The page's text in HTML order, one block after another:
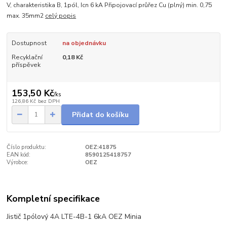
V, charakteristika B, 1pól, Icn 6 kA Připojovací průřez Cu (plný) min. 0,75
max. 35mm2 celý popis
Dostupnost
na objednávku
Recyklační
příspěvek
0,18 Kč
153,50 Kč/ks
126,86 Kč bez DPH
Přidat do košíku
Číslo produktu:
OEZ:41875
EAN kód:
8590125418757
Výrobce:
OEZ
Kompletní specifikace
Jistič 1pólový 4A LTE-4B-1 6kA OEZ Minia